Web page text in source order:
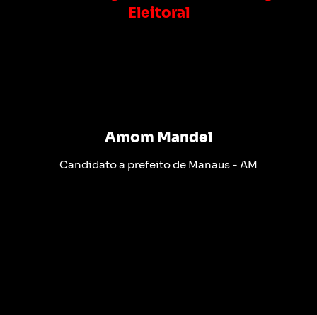
Eleitoral
Amom Mandel
Candidato a prefeito de Manaus - AM